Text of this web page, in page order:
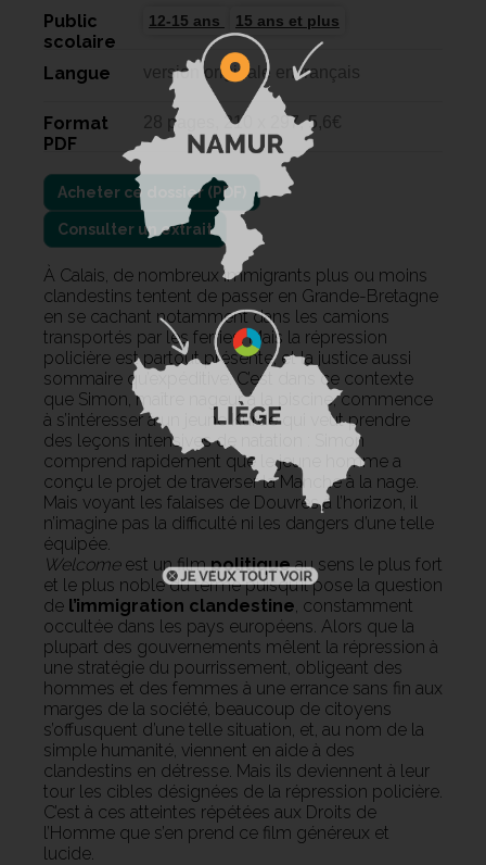
Public
scolaire
12-15 ans 15 ans et plus
Langue version originale en français
Format
PDF
28 pages, 210 x 297, 5,6€
Consulter un extrait
À Calais, de nombreux immigrants plus ou moins
clandestins tentent de passer en Grande-Bretagne
en se cachant notamment dans les camions
transportés par les ferries. Mais la répression
policière est partout présente, et la justice aussi
sommaire qu’expéditive. C’est dans ce contexte
que Simon, maître nageur à la piscine, commence
à s’intéresser à un jeune Kurde qui veut prendre
des leçons intensives de natation : Simon
comprend rapidement que le jeune homme a
conçu le projet de traverser la Manche à la nage.
Mais voyant les falaises de Douvres à l’horizon, il
n’imagine pas la difficulté ni les dangers d’une telle
équipée.
Welcomeest un filmpolitiqueau sens le plus fort
et le plus noble du terme puisqu’il pose la question
de l’immigration clandestine, constamment
occultée dans les pays européens. Alors que la
plupart des gouvernements mêlent la répression à
une stratégie du pourrissement, obligeant des
hommes et des femmes à une errance sans fin aux
marges de la société, beaucoup de citoyens
s’offusquent d’une telle situation, et, au nom de la
simple humanité, viennent en aide à des
clandestins en détresse. Mais ils deviennent à leur
tour les cibles désignées de la répression policière.
C’est à ces atteintes répétées aux Droits de
l’Homme que s’en prend ce film généreux et
lucide.